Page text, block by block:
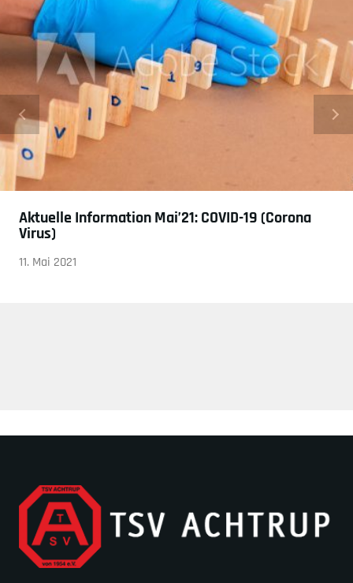
Aktuelle Information Mai’21: COVID-19 (Corona
Virus)
11. Mai 2021